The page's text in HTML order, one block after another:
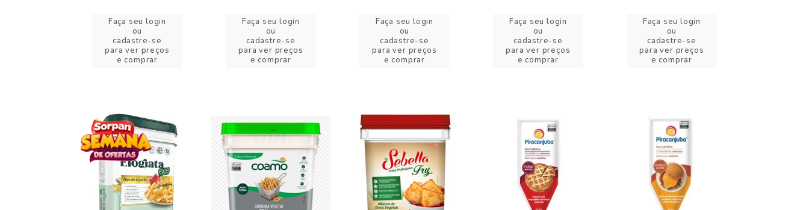
Faça seu login
ou
cadastre-se
para ver preços
e comprar
Faça seu login
ou
cadastre-se
para ver preços
e comprar
Faça seu login
ou
cadastre-se
para ver preços
e comprar
Faça seu login
ou
cadastre-se
para ver preços
e comprar
Faça seu login
ou
cadastre-se
para ver preços
e comprar